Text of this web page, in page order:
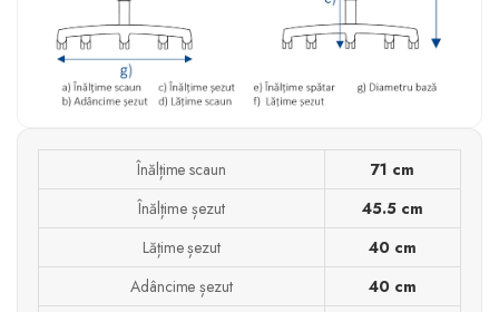
Înălțime scaun
71 cm
Înălțime șezut
45.5 cm
Lățime șezut
40 cm
Adâncime șezut
40 cm